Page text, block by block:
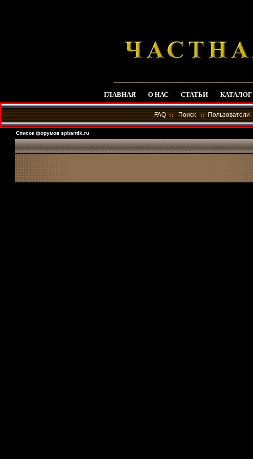
ГЛАВНАЯ О НАС СТАТЬИ КАТАЛОГ
FAQ Поиск Пользователи
Список форумов spbantik.ru